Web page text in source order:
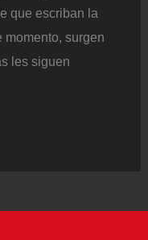
que escriban la
momento, surgen
les siguen